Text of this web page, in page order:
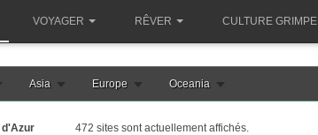
VOYAGER RÊVER CULTURE GRIMPE
Asia Europe Oceania
d'Azur 472 sites sont actuellement affichés.